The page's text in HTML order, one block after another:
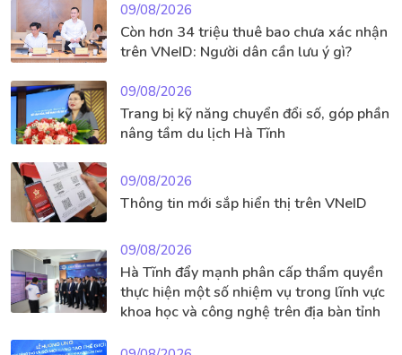
09/08/2026
Còn hơn 34 triệu thuê bao chưa xác nhận
trên VNeID: Người dân cần lưu ý gì?
09/08/2026
Trang bị kỹ năng chuyển đổi số, góp phần
nâng tầm du lịch Hà Tĩnh
09/08/2026
Thông tin mới sắp hiển thị trên VNeID
09/08/2026
Hà Tĩnh đẩy mạnh phân cấp thẩm quyền
thực hiện một số nhiệm vụ trong lĩnh vực
khoa học và công nghệ trên địa bàn tỉnh